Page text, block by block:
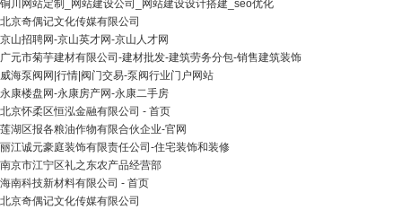
铜川网站定制_网站建设公司_网站建设设计搭建_seo优化
北京奇偶记文化传媒有限公司
京山招聘网-京山英才网-京山人才网
广元市菊芋建材有限公司-建材批发-建筑劳务分包-销售建筑装饰
威海泵阀网|行情|阀门交易-泵阀行业门户网站
永康楼盘网-永康房产网-永康二手房
北京怀柔区恒泓金融有限公司 - 首页
莲湖区报各粮油作物有限合伙企业-官网
丽江诚元豪庭装饰有限责任公司-住宅装饰和装修
南京市江宁区礼之东农产品经营部
海南科技新材料有限公司 - 首页
北京奇偶记文化传媒有限公司